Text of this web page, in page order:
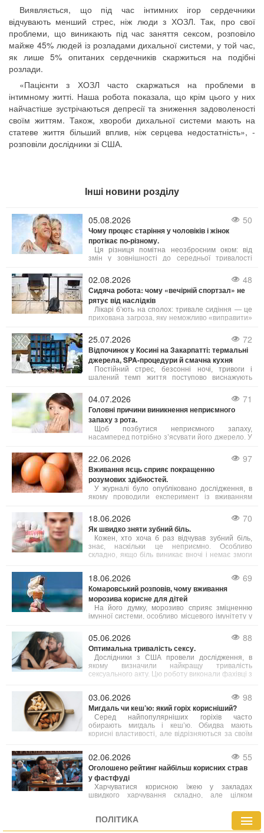
Виявляється, що під час інтимних ігор сердечники
відчувають менший стрес, ніж люди з ХОЗЛ. Так, про свої
проблеми, що виникають під час заняття сексом, розповіло
майже 45% людей із розладами дихальної системи, у той час,
як лише 5% опитаних сердечників скаржиться на подібні
розлади.
«Пацієнти з ХОЗЛ часто скаржаться на проблеми в
інтимному житті. Наша робота показала, що крім цього у них
найчастіше зустрічаються депресії та зниження задоволеності
своїм життям. Також, хвороби дихальної системи мають на
статеве життя більший вплив, ніж серцева недостатність», -
розповіли дослідники зі США.
Інші новини розділу
05.08.2026 50
Чому процес старіння у чоловіків і жінок
протікає по-різному.
Ця різниця помітна неозброєним оком: від
змін у зовнішності до середньої тривалості
біології, гормональному фоні та навіть у звичках,
які суспільство століттями культивувало у
представників обох статей. Давайте
розглянемо, чому це так, і що з цього можна
взяти на замітку.
02.08.2026 48
Сидяча робота: чому «вечірній спортзал» не
рятує від наслідків
Лікарі б’ють на сполох: тривале сидіння — це
прихована загроза, яку неможливо «виправити»
«активний ледар» — це людина, яка тренується
годину, але решту 23 години проводить без руху.
25.07.2026 72
Відпочинок у Косині на Закарпатті: термальні
джерела, SPA-процедури й смачна кухня
Постійний стрес, безсонні ночі, тривоги і
шалений темп життя поступово виснажують
відпочинок, де можна не просто розслабитись, а
й подбати про своє здоров’я. Косино на
Закарпатті — це один із таких кофортних
куточків, де завдяки цілющим термальним
водам, сучасним wellness- і SPA-програмам, а
також медичним послугам можна повністю
04.07.2026 71
Головні причини виникнення неприємного
запаху з рота.
Щоб позбутися неприємного запаху,
насамперед потрібно з’ясувати його джерело. У
активність сіркобактерій, що мешкають на язиці
і в гортані, які продукують леткі сполуки з різким
запахом.
22.06.2026 97
Вживання яєць сприяє покращенню
розумових здібностей.
У журналі було опубліковано дослідження, в
якому проводили експеримент із вживанням
Результати свідчать, що їжа з яйцями допомагає
підвищити інтелект, зокрема покращуючи
виконавчі когнітивні функції.
18.06.2026 70
Як швидко зняти зубний біль.
Кожен, хто хоча б раз відчував зубний біль,
знає, наскільки це неприємно. Особливо
складно, якщо біль виникає вночі і немає змоги
18.06.2026 69
Комаровський розповів, чому вживання
морозива корисне для дітей
На його думку, морозиво сприяє зміцненню
імунної системи, особливо місцевого імунітету у
Проте експерт підкреслює, що одне споживання
морозива на місяць не принесе бажаного
ефекту — необхідна постійність у вживанні.
05.06.2026 88
Оптимальна тривалість сексу.
Дослідники з США провели дослідження, в
якому визначили найкращу тривалість
сексуального акту. Цю роботу виконали фахівці з
03.06.2026 98
Мигдаль чи кеш’ю: який горіх корисніший?
Серед найпопулярніших горіхів часто
обирають мигдаль і кеш’ю. Обидва мають
корисні властивості, але відрізняються за своїм
потреб.
02.06.2026 55
Оголошено рейтинг найбільш корисних страв
у фастфуді
Харчуватися корисною їжею у закладах
швидкого харчування складно, але цілком
здорових варіантів фастфуду, які містять менше
калорій або багатіші на вітаміни й мінерали
ПОЛІТИКА